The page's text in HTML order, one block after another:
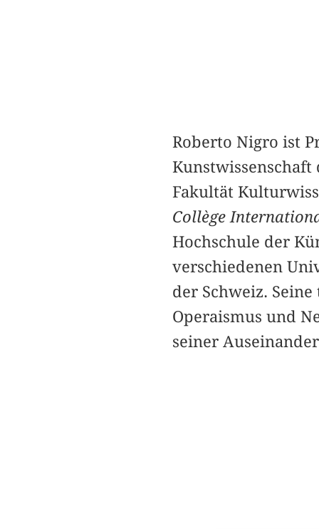
Roberto Nigro ist
Fakultät
Collège
Hochschule der
verschiedenen
der Schweiz.
Operaismus und
seiner